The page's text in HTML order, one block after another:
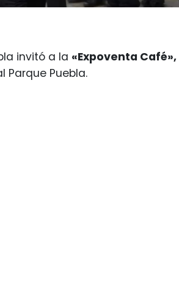
invitó a la «Expoventa Café»,
Parque Puebla.